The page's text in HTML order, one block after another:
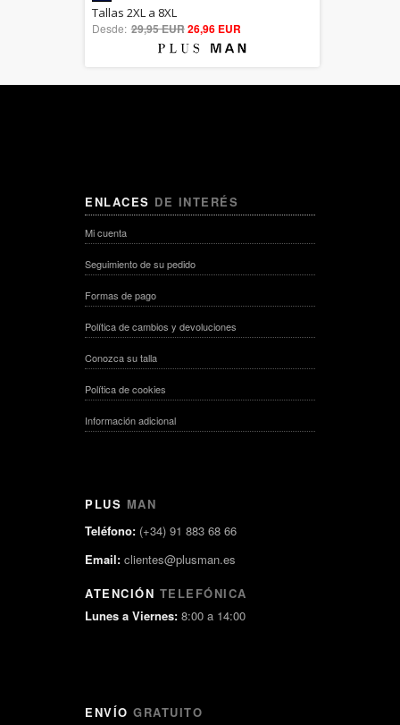
5.00
out of 5
Tallas 2XL a 8XL
Desde: 29,95 EUR26,96 EUR
ENLACES DE INTERÉS
Mi cuenta
Seguimiento de su pedido
Formas de pago
Política de cambios y devoluciones
Conozca su talla
Política de cookies
Información adicional
PLUS MAN
Teléfono: (+34) 91 883 68 66
Email: clientes@plusman.es
ATENCIÓN TELEFÓNICA
Lunes a Viernes: 8:00 a 14:00
ENVÍO GRATUITO